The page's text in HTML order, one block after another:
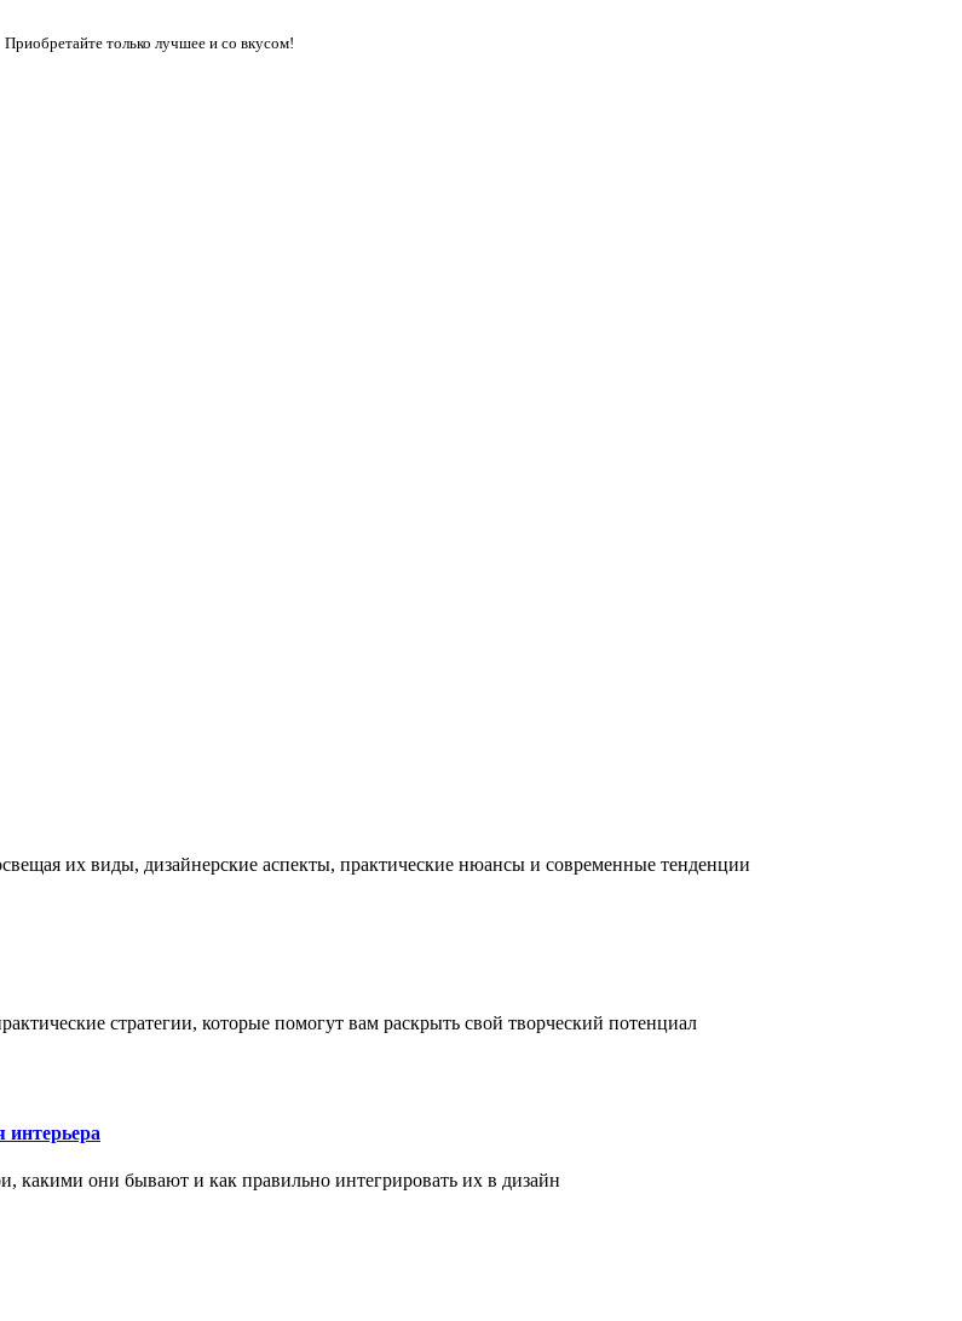
Приобретайте только лучшее и со вкусом!
их виды, дизайнерские аспекты, практические нюансы и современные тенденции
стратегии, которые помогут вам раскрыть свой творческий потенциал
интерьера
какими они бывают и как правильно интегрировать их в дизайн